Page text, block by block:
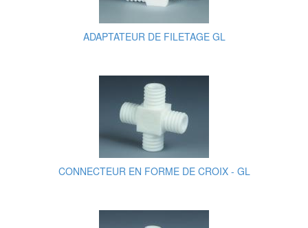
ADAPTATEUR DE FILETAGE GL
CONNECTEUR EN FORME DE CROIX - GL